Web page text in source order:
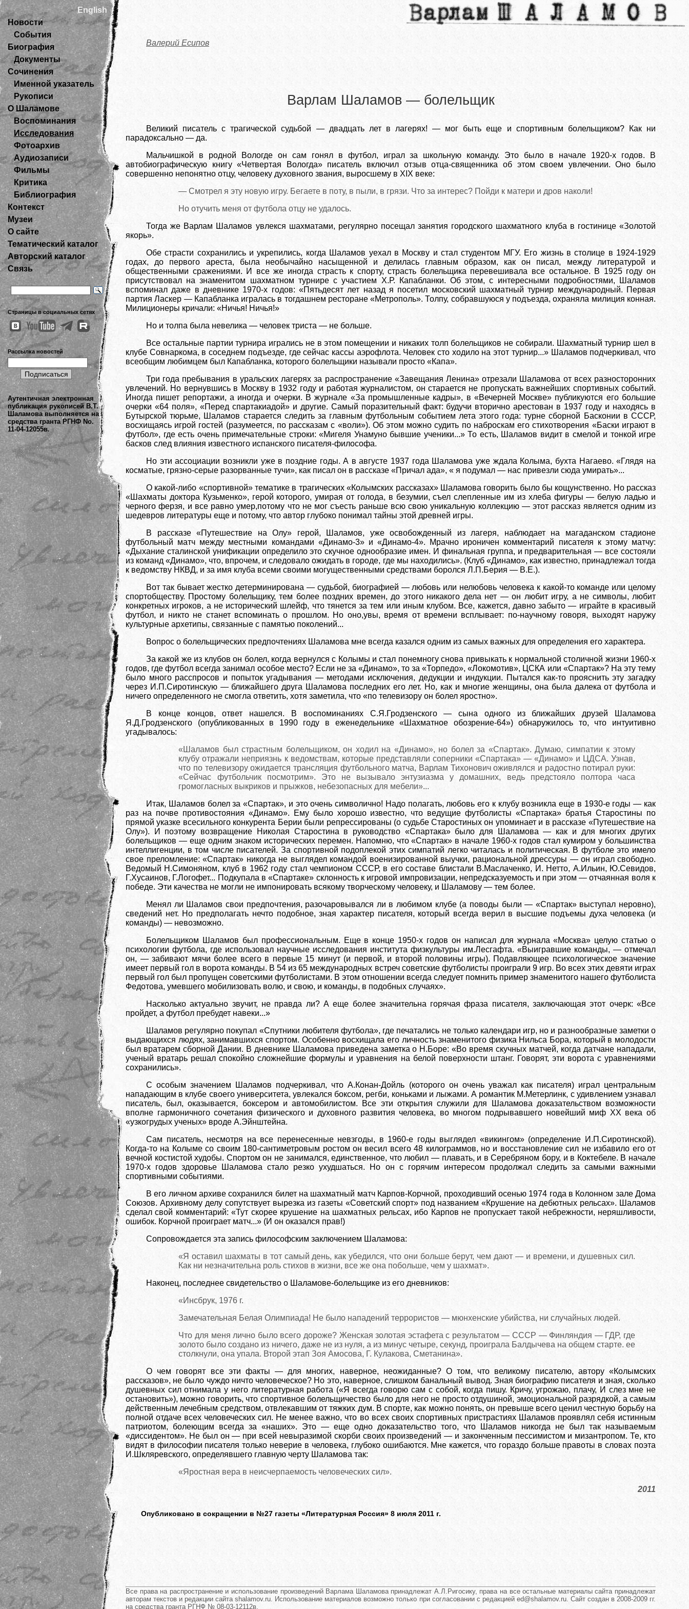
English
Новости
События
Биография
Документы
Сочинения
Именной указатель
Рукописи
О Шаламове
Воспоминания
Исследования
Фотоархив
Аудиозаписи
Фильмы
Критика
Библиография
Контекст
Музеи
О сайте
Тематический каталог
Авторский каталог
Связь
Страницы в социальных сетях
Рассылка новостей
Аутентичная электронная
публикация рукописей В.Т.
Шаламова выполняется на
средства гранта РГНФ No.
11-04-12055в.
Валерий Есипов
Варлам Шаламов — болельщик
Великий писатель с трагической судьбой — двадцать лет в лагерях! — мог быть еще и спортивным болельщиком? Как ни
парадоксально — да.
Мальчишкой в родной Вологде он сам гонял в футбол, играл за школьную команду. Это было в начале 1920-х годов. В
автобиографическую книгу «Четвертая Вологда» писатель включил отзыв отца-священника об этом своем увлечении. Оно было
совершенно непонятно отцу, человеку духовного звания, выросшему в XIX веке:
— Смотрел я эту новую игру. Бегаете в поту, в пыли, в грязи. Что за интерес? Пойди к матери и дров наколи!
Но отучить меня от футбола отцу не удалось.
Тогда же Варлам Шаламов увлекся шахматами, регулярно посещал занятия городского шахматного клуба в гостинице «Золотой
якорь».
Обе страсти сохранились и укрепились, когда Шаламов уехал в Москву и стал студентом МГУ. Его жизнь в столице в 1924-1929
годах, до первого ареста, была необычайно насыщенной и делилась главным образом, как он писал, между литературой и
общественными сражениями. И все же иногда страсть к спорту, страсть болельщика перевешивала все остальное. В 1925 году он
присутствовал на знаменитом шахматном турнире с участием Х.Р. Капабланки. Об этом, с интересными подробностями, Шаламов
вспоминал даже в дневнике 1970-х годов: «Пятьдесят лет назад я посетил московский шахматный турнир международный. Первая
партия Ласкер — Капабланка игралась в тогдашнем ресторане «Метрополь». Толпу, собравшуюся у подъезда, охраняла милиция конная.
Милиционеры кричали: «Ничья! Ничья!»
Но и толпа была невелика — человек триста — не больше.
Все остальные партии турнира игрались не в этом помещении и никаких толп болельщиков не собирали. Шахматный турнир шел в
клубе Совнаркома, в соседнем подъезде, где сейчас кассы аэрофлота. Человек сто ходило на этот турнир...» Шаламов подчеркивал, что
всеобщим любимцем был Капабланка, которого болельщики называли просто «Капа».
Три года пребывания в уральских лагерях за распространение «Завещания Ленина» отрезали Шаламова от всех разносторонних
увлечений. Но вернувшись в Москву в 1932 году и работая журналистом, он старается не пропускать важнейших спортивных событий.
Иногда пишет репортажи, а иногда и очерки. В журнале «За промышленные кадры», в «Вечерней Москве» публикуются его большие
очерки «64 поля», «Перед спартакиадой» и другие. Самый поразительный факт: будучи вторично арестован в 1937 году и находясь в
Бутырской тюрьме, Шаламов старается следить за главным футбольным событием лета этого года: турне сборной Басконии в СССР,
восхищаясь игрой гостей (разумеется, по рассказам с «воли»). Об этом можно судить по наброскам его стихотворения «Баски играют в
футбол», где есть очень примечательные строки: «Мигеля Унамуно бывшие ученики...» То есть, Шаламов видит в смелой и тонкой игре
басков след влияния известного испанского писателя-философа.
Но эти ассоциации возникли уже в поздние годы. А в августе 1937 года Шаламова уже ждала Колыма, бухта Нагаево. «Глядя на
косматые, грязно-серые разорванные тучи», как писал он в рассказе «Причал ада», « я подумал — нас привезли сюда умирать»...
О какой-либо «спортивной» тематике в трагических «Колымских рассказах» Шаламова говорить было бы кощунственно. Но рассказ
«Шахматы доктора Кузьменко», герой которого, умирая от голода, в безумии, съел слепленные им из хлеба фигуры — белую ладью и
черного ферзя, и все равно умер,потому что не мог съесть раньше всю свою уникальную коллекцию — этот рассказ является одним из
шедевров литературы еще и потому, что автор глубоко понимал тайны этой древней игры.
В рассказе «Путешествие на Олу» герой, Шаламов, уже освобожденный из лагеря, наблюдает на магаданском стадионе
футбольный матч между местными командами «Динамо-3» и «Динамо-4». Мрачно ироничен комментарий писателя к этому матчу:
«Дыхание сталинской унификации определило это скучное однообразие имен. И финальная группа, и предварительная — все состояли
из команд «Динамо», что, впрочем, и следовало ожидать в городе, где мы находились». (Клуб «Динамо», как известно, принадлежал тогда
к ведомству НКВД, и за имя клуба всеми своими могущественными средствами боролся Л.П.Берия — В.Е.).
Вот так бывает жестко детерминирована — судьбой, биографией — любовь или нелюбовь человека к какой-то команде или целому
спортобществу. Простому болельщику, тем более поздних времен, до этого никакого дела нет — он любит игру, а не символы, любит
конкретных игроков, а не исторический шлейф, что тянется за тем или иным клубом. Все, кажется, давно забыто — играйте в красивый
футбол, и никто не станет вспоминать о прошлом. Но оно,увы, время от времени всплывает: по-научному говоря, выходят наружу
культурные архетипы, связанные с памятью поколений...
Вопрос о болельщических предпочтениях Шаламова мне всегда казался одним из самых важных для определения его характера.
За какой же из клубов он болел, когда вернулся с Колымы и стал понемногу снова привыкать к нормальной столичной жизни 1960-х
годов, где футбол всегда занимал особое место? Если не за «Динамо», то за «Торпедо», «Локомотив», ЦСКА или «Спартак»? На эту тему
было много расспросов и попыток угадывания — методами исключения, дедукции и индукции. Пытался как-то прояснить эту загадку
через И.П.Сиротинскую — ближайшего друга Шаламова последних его лет. Но, как и многие женщины, она была далека от футбола и
ничего определенного не смогла ответить, хотя заметила, что «по телевизору он болел яростно».
В конце концов, ответ нашелся. В воспоминаниях С.Я.Гродзенского — сына одного из ближайших друзей Шаламова
Я.Д.Гродзенского (опубликованных в 1990 году в еженедельнике «Шахматное обозрение-64») обнаружилось то, что интуитивно
угадывалось:
«Шаламов был страстным болельщиком, он ходил на «Динамо», но болел за «Спартак». Думаю, симпатии к этому
клубу отражали неприязнь к ведомствам, которые представляли соперники «Спартака» — «Динамо» и ЦДСА. Узнав,
что по телевизору ожидается трансляция футбольного матча, Варлам Тихонович оживлялся и радостно потирал руки:
«Сейчас футбольчик посмотрим». Это не вызывало энтузиазма у домашних, ведь предстояло полтора часа
громогласных выкриков и прыжков, небезопасных для мебели»...
Итак, Шаламов болел за «Спартак», и это очень символично! Надо полагать, любовь его к клубу возникла еще в 1930-е годы — как
раз на почве противостояния «Динамо». Ему было хорошо известно, что ведущие футболисты «Спартака» братья Старостины по
прямой указке всесильного конкурента Берии были репрессированы (о судьбе Старостиных он упоминает и в рассказе «Путешествие на
Олу»). И поэтому возвращение Николая Старостина в руководство «Спартака» было для Шаламова — как и для многих других
болельщиков — еще одним знаком исторических перемен. Напомню, что «Спартак» в начале 1960-х годов стал кумиром у большинства
интеллигенции, в том числе писателей. За спортивной подоплекой этих симпатий легко читалась и политическая. В футболе это имело
свое преломление: «Спартак» никогда не выглядел командой военизированной выучки, рациональной дрессуры — он играл свободно.
Ведомый Н.Симоняном, клуб в 1962 году стал чемпионом СССР, в его составе блистали В.Маслаченко, И. Нетто, А.Ильин, Ю.Севидов,
Г.Хусаинов, Г.Логофет... Подкупала в «Спартаке» склонность к игровой импровизации, непредсказуемость и при этом — отчаянная воля к
победе. Эти качества не могли не импонировать всякому творческому человеку, и Шаламову — тем более.
Менял ли Шаламов свои предпочтения, разочаровывался ли в любимом клубе (а поводы были — «Спартак» выступал неровно),
сведений нет. Но предполагать нечто подобное, зная характер писателя, который всегда верил в высшие подъемы духа человека (и
команды) — невозможно.
Болельщиком Шаламов был профессиональным. Еще в конце 1950-х годов он написал для журнала «Москва» целую статью о
психологии футбола, где использовал научные исследования института физкультуры им.Лесгафта. «Выигравшие команды, — отмечал
он, — забивают мячи более всего в первые 15 минут (и первой, и второй половины игры). Подавляющее психологическое значение
имеет первый гол в ворота команды. В 54 из 65 международных встреч советские футболисты проиграли 9 игр. Во всех этих девяти играх
первый гол был пропущен советскими футболистами. В этом отношении всегда следует помнить пример знаменитого нашего футболиста
Федотова, умевшего мобилизовать волю, и свою, и команды, в подобных случаях».
Насколько актуально звучит, не правда ли? А еще более значительна горячая фраза писателя, заключающая этот очерк: «Все
пройдет, а футбол пребудет навеки...»
Шаламов регулярно покупал «Спутники любителя футбола», где печатались не только календари игр, но и разнообразные заметки о
выдающихся людях, занимавшихся спортом. Особенно восхищала его личность знаменитого физика Нильса Бора, который в молодости
был вратарем сборной Дании. В дневнике Шаламова приведена заметка о Н.Боре: «Во время скучных матчей, когда датчане нападали,
ученый вратарь решал спокойно сложнейшие формулы и уравнения на белой поверхности штанг. Говорят, эти ворота с уравнениями
сохранились».
С особым значением Шаламов подчеркивал, что А.Конан-Дойль (которого он очень уважал как писателя) играл центральным
нападающим в клубе своего университета, увлекался боксом, регби, коньками и лыжами. А романтик М.Метерлинк, с удивлением узнавал
писатель, был, оказывается, боксером и автомобилистом. Все эти открытия служили для Шаламова доказательством возможности
вполне гармоничного сочетания физического и духовного развития человека, во многом подрывавшего новейший миф ХХ века об
«узкогрудых ученых» вроде А.Эйнштейна.
Сам писатель, несмотря на все перенесенные невзгоды, в 1960-е годы выглядел «викингом» (определение И.П.Сиротинской).
Когда-то на Колыме со своим 180-сантиметровым ростом он весил всего 48 килограммов, но и восстановление сил не избавило его от
вечной костистой худобы. Спортом он не занимался, единственное, что любил — плавать, и в Серебряном бору, и в Коктебеле. В начале
1970-х годов здоровье Шаламова стало резко ухудшаться. Но он с горячим интересом продолжал следить за самыми важными
спортивными событиями.
В его личном архиве сохранился билет на шахматный матч Карпов-Корчной, проходивший осенью 1974 года в Колонном зале Дома
Союзов. Архивному делу сопутствует вырезка из газеты «Советский спорт» под названием «Крушение на дебютных рельсах». Шаламов
сделал свой комментарий: «Тут скорее крушение на шахматных рельсах, ибо Карпов не пропускает такой небрежности, неряшливости,
ошибок. Корчной проиграет матч...» (И он оказался прав!)
Сопровождается эта запись философским заключением Шаламова:
«Я оставил шахматы в тот самый день, как убедился, что они больше берут, чем дают — и времени, и душевных сил.
Как ни незначительна роль стихов в жизни, все же она побольше, чем у шахмат».
Наконец, последнее свидетельство о Шаламове-болельщике из его дневников:
«Инсбрук, 1976 г.
Замечательная Белая Олимпиада! Не было нападений террористов — мюнхенские убийства, ни случайных людей.
Что для меня лично было всего дороже? Женская золотая эстафета с результатом — СССР — Финляндия — ГДР, где
золото было создано из ничего, даже не из нуля, а из минус четыре, секунд, проиграла Балдычева на общем старте. ее
столкнули, она упала. Второй этап Зоя Амосова, Г. Кулакова, Сметанина».
О чем говорят все эти факты — для многих, наверное, неожиданные? О том, что великому писателю, автору «Колымских
рассказов», не было чуждо ничто человеческое? Но это, наверное, слишком банальный вывод. Зная биографию писателя и зная, сколько
душевных сил отнимала у него литературная работа («Я всегда говорю сам с собой, когда пишу. Кричу, угрожаю, плачу, И слез мне не
остановить»), можно говорить, что спортивное болельщичество было для него не просто отдушиной, эмоциональной разрядкой, а самым
действенным лечебным средством, отвлекавшим от тяжких дум. В спорте, как можно понять, он превыше всего ценил честную борьбу на
полной отдаче всех человеческих сил. Не менее важно, что во всех своих спортивных пристрастиях Шаламов проявлял себя истинным
патриотом, болеющим всегда за «наших». Это — еще одно доказательство того, что Шаламов никогда не был так называемым
«диссидентом». Не был он — при всей невыразимой скорби своих произведений — и законченным пессимистом и мизантропом. Те, кто
видят в философии писателя только неверие в человека, глубоко ошибаются. Мне кажется, что гораздо больше правоты в словах поэта
И.Шкляревского, определявшего главную черту Шаламова так:
«Яростная вера в неисчерпаемость человеческих сил».
2011
Опубликовано в сокращении в №27 газеты «Литературная Россия» 8 июля 2011 г.
Все права на распространение и использование произведений Варлама Шаламова принадлежат А.Л.Ригосику, права на все остальные материалы сайта принадлежат
авторам текстов и редакции сайта shalamov.ru. Использование материалов возможно только при согласовании с редакцией ed@shalamov.ru. Сайт создан в 2008-2009 гг.
на средства гранта РГНФ № 08-03-12112в.